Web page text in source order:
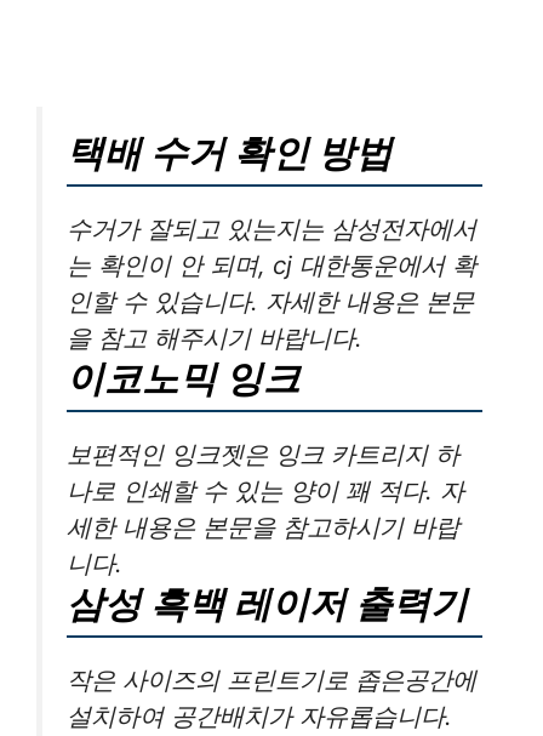
택배 수거 확인 방법
수거가 잘되고 있는지는 삼성전자에서
는 확인이 안 되며, cj 대한통운에서 확
인할 수 있습니다. 자세한 내용은 본문
을 참고 해주시기 바랍니다.
이코노믹 잉크
보편적인 잉크젯은 잉크 카트리지 하
나로 인쇄할 수 있는 양이 꽤 적다. 자
세한 내용은 본문을 참고하시기 바랍
니다.
삼성 흑백 레이저 출력기
작은 사이즈의 프린트기로 좁은공간에
설치하여 공간배치가 자유롭습니다.